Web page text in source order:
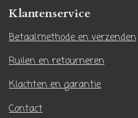
a
m
Klantenservice
Betaalmethode en verzenden
Ruilen en retourneren
Klachten en garantie
Contact